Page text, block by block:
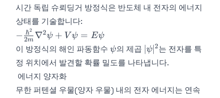
시간 독립 슈뢰딩거 방정식은 반도체 내 전자의 에너지
상태를 기술합니다:
-\frac{\hbar^2}
{2m}\nabla^2\psi
+ V\psi = E\psi
− 2m
ℏ2 ∇2ψ + V ψ = Eψ
이 방정식의 해인 파동함수 \psi
ψ의 제곱 |\psi|^2
ψ ∣2는 전자를 특
정 위치에서 발견할 확률 밀도를 나타냅니다.
에너지 양자화
무한 퍼텐셜 우물(양자 우물) 내의 전자 에너지는 연속